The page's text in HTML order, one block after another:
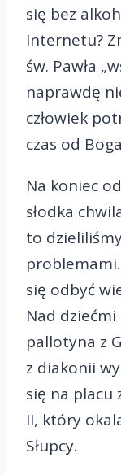
się bez
Internetu?
św. Pawła
naprawdę
człowiek
czas od
Na koniec
słodka
to
się odbyć
Nad dziećmi
pallotyna z
z diakonii
się na placu
II, który
Słupcy.